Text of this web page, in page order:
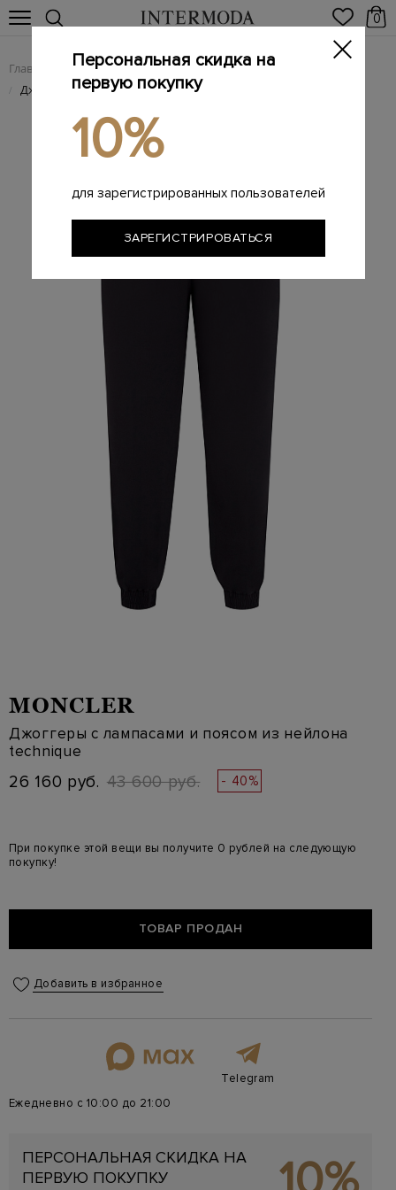
0
Главная Женщинам / Женская одежда / Женские брюки
/ Джоггеры с лампасами и поясом из нейлона technique
MONCLER
Джоггеры с лампасами и поясом из нейлона
technique
26 160 руб. 43 600 руб. - 40%
При покупке этой вещи вы получите 0 рублей на следующую
покупку!
ТОВАР ПРОДАН
Добавить в избранное
Telegram
Ежедневно с 10:00 до 21:00
ПЕРСОНАЛЬНАЯ СКИДКА НА
ПЕРВУЮ ПОКУПКУ
Персональная скидка на
первую покупку
10%
для зарегистрированных пользователей
ЗАРЕГИСТРИРОВАТЬСЯ